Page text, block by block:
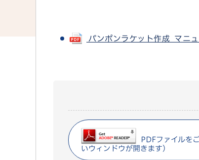
パンポンラケット作成 マニ
PDFファイルを
いウィンドウが開きます）